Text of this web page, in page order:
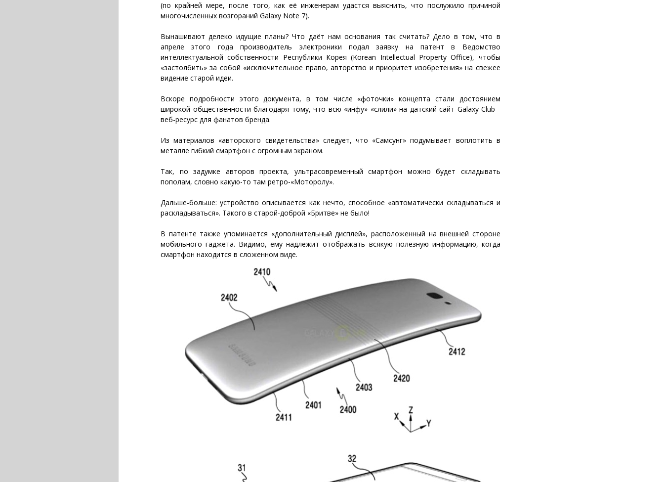
(по крайней мере, после того, как её инженерам удастся выяснить, что послужило причиной
многочисленных возгораний Galaxy Note 7).
Вынашивают делеко идущие планы? Что даёт нам основания так считать? Дело в том, что в
апреле этого года производитель электроники подал заявку на патент в Ведомство
интеллектуальной собственности Республики Корея (Korean Intellectual Property Office), чтобы
«застолбить» за собой «исключительное право, авторство и приоритет изобретения» на свежее
видение старой идеи.
Вскоре подробности этого документа, в том числе «фоточки» концепта стали достоянием
широкой общественности благодаря тому, что всю «инфу» «слили» на датский сайт Galaxy Club -
веб-ресурс для фанатов бренда.
Из материалов «авторского свидетельства» следует, что «Самсунг» подумывает воплотить в
металле гибкий смартфон с огромным экраном.
Так, по задумке авторов проекта, ультрасовременный смартфон можно будет складывать
пополам, словно какую-то там ретро-«Моторолу».
Дальше-больше: устройство описывается как нечто, способное «автоматически складываться и
раскладываться». Такого в старой-доброй «Бритве» не было!
В патенте также упоминается «дополнительный дисплей», расположенный на внешней стороне
мобильного гаджета. Видимо, ему надлежит отображать всякую полезную информацию, когда
смартфон находится в сложенном виде.